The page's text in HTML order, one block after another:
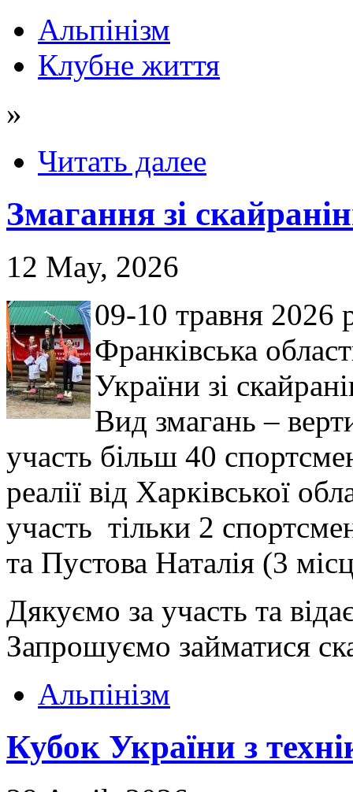
Альпінізм
Клубне життя
»
Читать далее
Змагання зі
12 May, 2026
09-10 травня 2026
Франківська
України зі
Вид змагань –
участь більш 40
реалії від Харківської
участь тільки 2
та Пустова Наталія (3
Дякуємо за участь та
Запрошуємо займатися
Альпінізм
Кубок України з